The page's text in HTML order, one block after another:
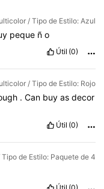
/ Tipo de Estilo: Azul
peque ño
Útil (0)
/ Tipo de Estilo: Rojo
.Can buyasdecor
Útil (0)
de Estilo: Paquete de 4